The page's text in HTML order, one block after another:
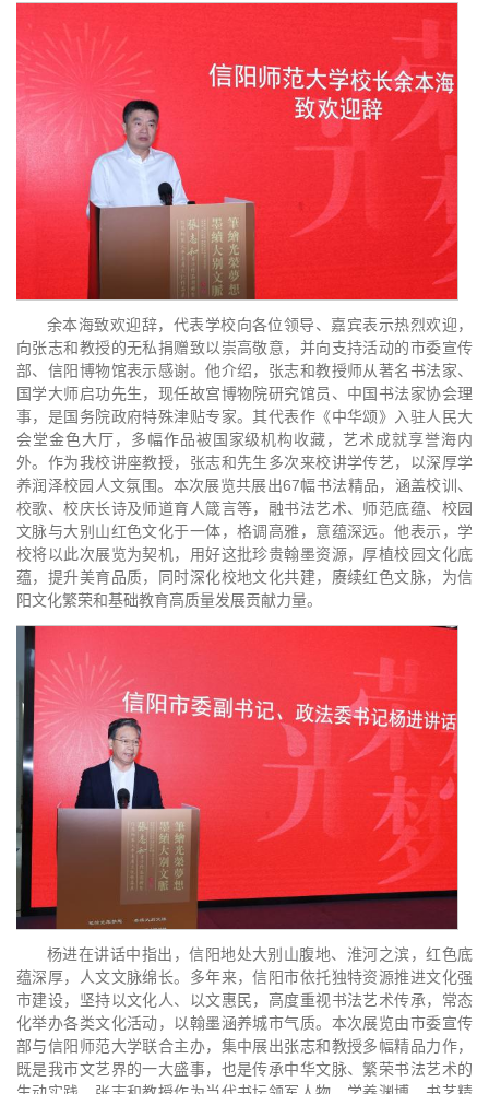
余本海致欢迎辞，代表学校向各位领导、嘉宾表示热烈欢迎，
向张志和教授的无私捐赠致以崇高敬意，并向支持活动的市委宣传
部、信阳博物馆表示感谢。他介绍，张志和教授师从著名书法家、
国学大师启功先生，现任故宫博物院研究馆员、中国书法家协会理
事，是国务院政府特殊津贴专家。其代表作《中华颂》入驻人民大
会堂金色大厅，多幅作品被国家级机构收藏，艺术成就享誉海内
外。作为我校讲座教授，张志和先生多次来校讲学传艺，以深厚学
养润泽校园人文氛围。本次展览共展出67幅书法精品，涵盖校训、
校歌、校庆长诗及师道育人箴言等，融书法艺术、师范底蕴、校园
文脉与大别山红色文化于一体，格调高雅，意蕴深远。他表示，学
校将以此次展览为契机，用好这批珍贵翰墨资源，厚植校园文化底
蕴，提升美育品质，同时深化校地文化共建，赓续红色文脉，为信
阳文化繁荣和基础教育高质量发展贡献力量。
杨进在讲话中指出，信阳地处大别山腹地、淮河之滨，红色底
蕴深厚，人文文脉绵长。多年来，信阳市依托独特资源推进文化强
市建设，坚持以文化人、以文惠民，高度重视书法艺术传承，常态
化举办各类文化活动，以翰墨涵养城市气质。本次展览由市委宣传
部与信阳师范大学联合主办，集中展出张志和教授多幅精品力作，
既是我市文艺界的一大盛事，也是传承中华文脉、繁荣书法艺术的